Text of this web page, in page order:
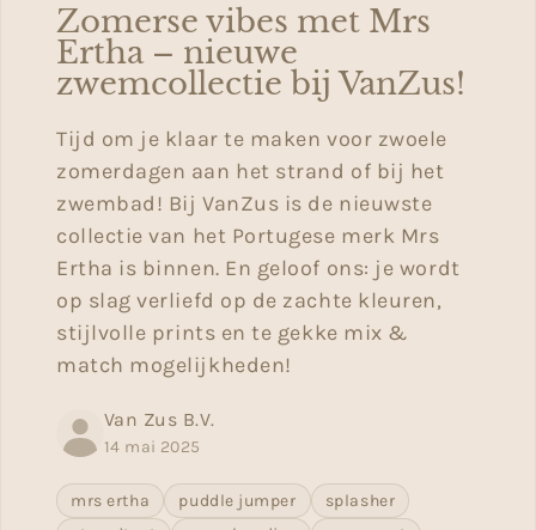
Zomerse vibes met Mrs
Ertha – nieuwe
zwemcollectie bij VanZus!
Tijd om je klaar te maken voor zwoele
zomerdagen aan het strand of bij het
zwembad! Bij VanZus is de nieuwste
collectie van het Portugese merk Mrs
Ertha is binnen. En geloof ons: je wordt
op slag verliefd op de zachte kleuren,
stijlvolle prints en te gekke mix &
match mogelijkheden!
Van Zus B.V.
14 mai 2025
mrs ertha puddle jumper
splasher